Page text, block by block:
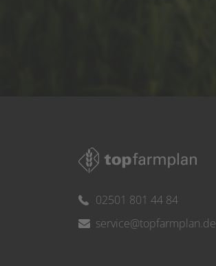
02501 801 44 84
service@topfarmplan.de